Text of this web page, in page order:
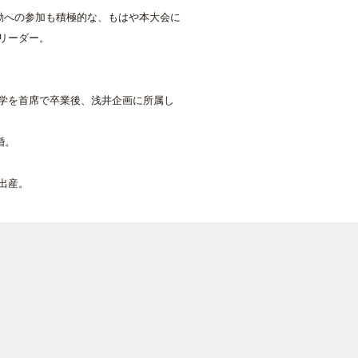
の参加も積極的な、もはや本大会に
ダー。
を首席で卒業後、浅井企画に所属し
。